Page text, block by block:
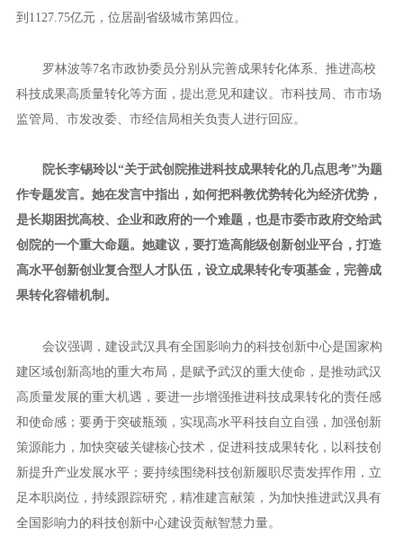
到1127.75亿元，位居副省级城市第四位。
罗林波等7名市政协委员分别从完善成果转化体系、推进高校
科技成果高质量转化等方面，提出意见和建议。市科技局、市市场
监管局、市发改委、市经信局相关负责人进行回应。
院长李锡玲以“关于武创院推进科技成果转化的几点思考”为题
作专题发言。她在发言中指出，如何把科教优势转化为经济优势，
是长期困扰高校、企业和政府的一个难题，也是市委市政府交给武
创院的一个重大命题。她建议，要打造高能级创新创业平台，打造
高水平创新创业复合型人才队伍，设立成果转化专项基金，完善成
果转化容错机制。
会议强调，建设武汉具有全国影响力的科技创新中心是国家构
建区域创新高地的重大布局，是赋予武汉的重大使命，是推动武汉
高质量发展的重大机遇，要进一步增强推进科技成果转化的责任感
和使命感；要勇于突破瓶颈，实现高水平科技自立自强，加强创新
策源能力，加快突破关键核心技术，促进科技成果转化，以科技创
新提升产业发展水平；要持续围绕科技创新履职尽责发挥作用，立
足本职岗位，持续跟踪研究，精准建言献策，为加快推进武汉具有
全国影响力的科技创新中心建设贡献智慧力量。